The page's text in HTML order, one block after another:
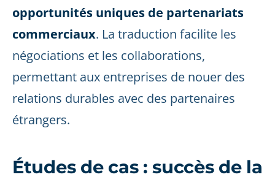
opportunités uniques de partenariats
commerciaux. La traduction facilite les
négociations et les collaborations,
permettant aux entreprises de nouer des
relations durables avec des partenaires
étrangers.
Études de cas : succès de la